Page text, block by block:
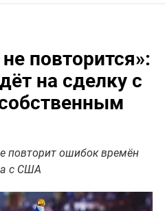
повторится»:
на сделку с
повторит ошибок времён
с США